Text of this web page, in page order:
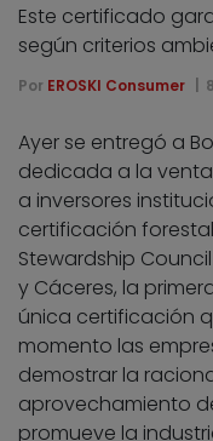
Este certificado
según criterios
Por EROSKI Consumer
Ayer se entregó a
dedicada a la
a inversores
certificación
Stewardship
y Cáceres, la
única certificación
momento las
demostrar la
aprovechamiento
promueve la